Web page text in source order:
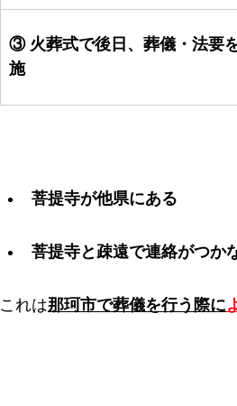
③ 火葬式で後日、葬儀・法要
施
菩提寺が他県にある
菩提寺と疎遠で連絡がつか
これは那珂市で葬儀を行う際に